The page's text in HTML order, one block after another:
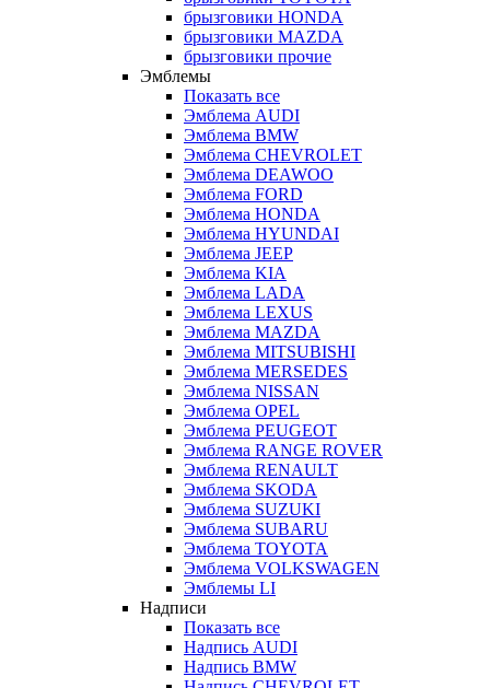
брызговики HONDA
брызговики MAZDA
брызговики прочие
Эмблемы
Показать все
Эмблема AUDI
Эмблема BMW
Эмблема CHEVROLET
Эмблема DEAWOO
Эмблема FORD
Эмблема HONDA
Эмблема HYUNDAI
Эмблема JEEP
Эмблема KIA
Эмблема LADA
Эмблема LEXUS
Эмблема MAZDA
Эмблема MITSUBISHI
Эмблема MERSEDES
Эмблема NISSAN
Эмблема OPEL
Эмблема PEUGEOT
Эмблема RANGE ROVER
Эмблема RENAULT
Эмблема SKODA
Эмблема SUZUKI
Эмблема SUBARU
Эмблема TOYOTA
Эмблема VOLKSWAGEN
Эмблемы LI
Надписи
Показать все
Надпись AUDI
Надпись BMW